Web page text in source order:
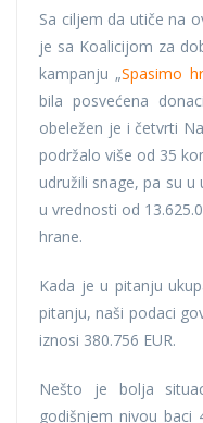
Sa ciljem da utiče na
je sa Koalicijom za
kampanju „Spasimo
bila posvećena
obeležen je i četvrti
podržalo više od 35
udružili snage, pa su
u vrednosti od
hrane.
Kada je u pitanju
pitanju, naši podaci
iznosi 380.756 EUR.
Nešto je bolja
godišnjem nivou